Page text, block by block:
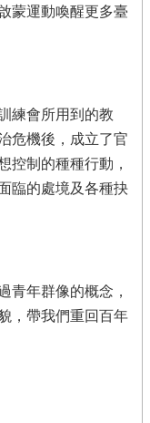
蒙運動喚醒更多臺
練會所用到的教
危機後，成立了官
控制的種種行動，
臨的處境及各種抉
青年群像的概念，
，帶我們重回百年